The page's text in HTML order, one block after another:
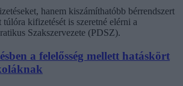
hanem kiszámíthatóbb bérrendszert
kifizetését is szeretné elérni a
Szakszervezete (PDSZ).
a felelősség mellett hatáskört